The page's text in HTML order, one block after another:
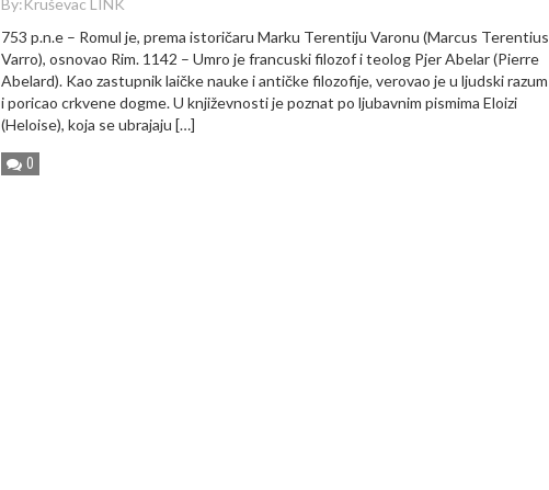
By:Kruševac LINK
753 p.n.e – Romul je, prema istoričaru Marku Terentiju Varonu (Marcus Terentius
Varro), osnovao Rim. 1142 – Umro je francuski filozof i teolog Pjer Abelar (Pierre
Abelard). Kao zastupnik laičke nauke i antičke filozofije, verovao je u ljudski razum
i poricao crkvene dogme. U književnosti je poznat po ljubavnim pismima Eloizi
(Heloise), koja se ubrajaju […]
0